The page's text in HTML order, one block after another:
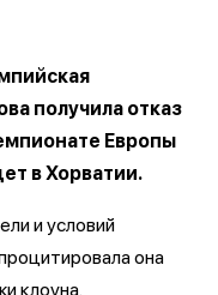
получила отказ
Европы
в Хорватии.
и условий
она
клоуна.